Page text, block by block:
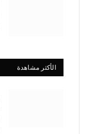
الأكثر مشاهدة